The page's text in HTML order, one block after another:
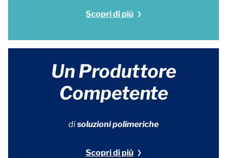
Scopri di più
Un Produttore
Competente
disoluzioni polimeriche
Scopri di più